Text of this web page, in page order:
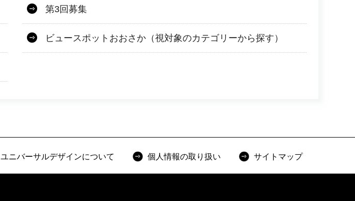
第3回募集
ビュースポットおおさか（視対象のカテゴリーから探す）
ユニバーサルデザインについて 個人情報の取り扱い サイトマップ